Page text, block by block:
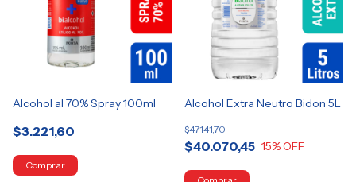
Alcohol al 70% Spray 100ml
$3.221,60
Alcohol Extra Neutro Bidon 5L
$40.070,45
$47.141,70
15% OFF